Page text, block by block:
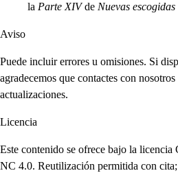
la Parte XIVde Nuevas escogidas
Aviso
Puede incluir errores u omisiones. Si
agradecemos que contactes con
actualizaciones.
Licencia
Este contenido se ofrece bajo la
NC 4.0. Reutilización permitida con